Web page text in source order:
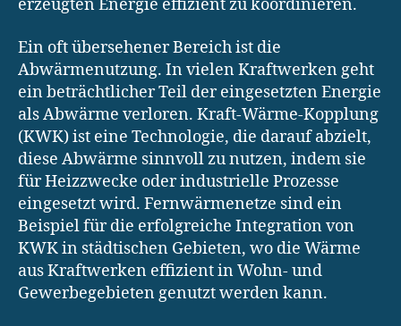
erzeugten Energie effizient zu koordinieren.
Ein oft übersehener Bereich ist die
Abwärmenutzung. In vielen Kraftwerken geht
ein beträchtlicher Teil der eingesetzten Energie
als Abwärme verloren. Kraft-Wärme-Kopplung
(KWK) ist eine Technologie, die darauf abzielt,
diese Abwärme sinnvoll zu nutzen, indem sie
für Heizzwecke oder industrielle Prozesse
eingesetzt wird. Fernwärmenetze sind ein
Beispiel für die erfolgreiche Integration von
KWK in städtischen Gebieten, wo die Wärme
aus Kraftwerken effizient in Wohn- und
Gewerbegebieten genutzt werden kann.